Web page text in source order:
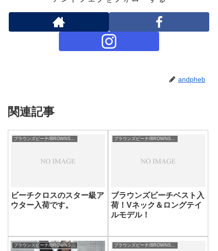
andpheb
関連記事
ブラウンズビーチ/BROWNSBEACH
ビーチクロスのスター級ア
ウター入荷です。
ブラウンズビーチ/BROWNSBEACH
ブラウンズビーチベスト入
荷！Vネック＆ロングテイ
ルモデル！
ブラウンズビーチ/BROWNSBEACH ブラウンズビーチ/BROWNSBEACH